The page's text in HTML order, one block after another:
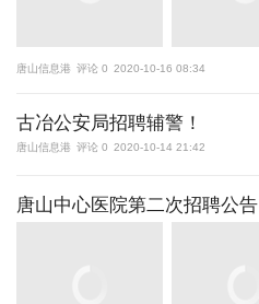
唐山信息港 评论 0 2020-10-16 08:34
古冶公安局招聘辅警！
唐山信息港 评论 0 2020-10-14 21:42
唐山中心医院第二次招聘公告